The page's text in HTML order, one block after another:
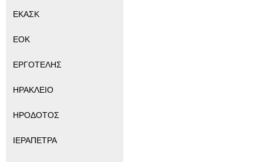
ΕΚΑΣΚ
ΕΟΚ
ΕΡΓΟΤΕΛΗΣ
ΗΡΑΚΛΕΙΟ
ΗΡΟΔΟΤΟΣ
ΙΕΡΑΠΕΤΡΑ